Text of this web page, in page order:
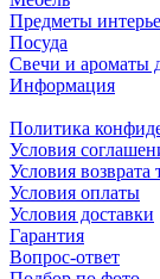
Предметы
Посуда
Свечи и ароматы
Информация
Политика
Условия
Условия возврата
Условия оплаты
Условия доставки
Гарантия
Вопрос-ответ